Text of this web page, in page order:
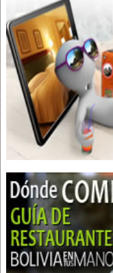
Odontología
Clínica Dental
Clínicas
Dentistas
Estética Dental
Implantología Dental
Limpieza Dental
Médicos Odontólogos
Orientación
Psicólogos
Psicologia Familiar
Tratamiento de
Prótesis Dentales
Médicos